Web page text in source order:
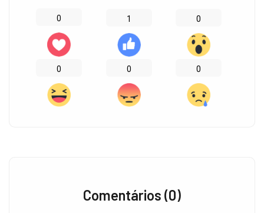
0 1 0
0 0 0
Comentários (0)